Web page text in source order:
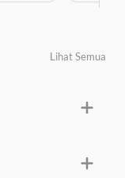
Lihat Semua